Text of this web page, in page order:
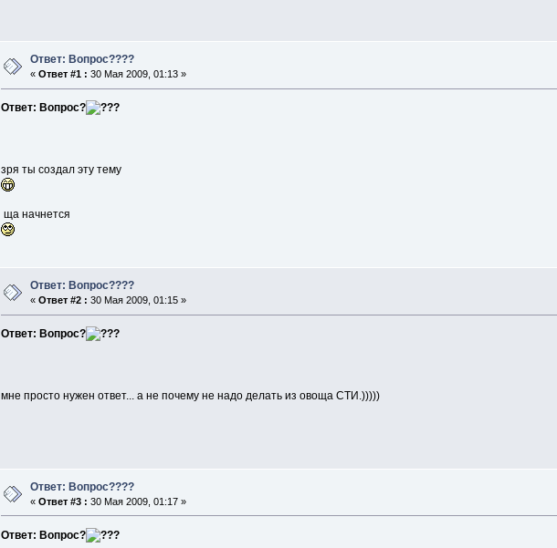
Ответ: Вопрос????
«Ответ #1 : 30 Мая 2009, 01:13 »
Ответ: Вопрос?
зря ты создал эту тему
ща начнется
Ответ: Вопрос????
«Ответ #2 : 30 Мая 2009, 01:15 »
Ответ: Вопрос?
мне просто нужен ответ... а не почему не надо делать из овоща СТИ.)))))
Ответ: Вопрос????
«Ответ #3 : 30 Мая 2009, 01:17 »
Ответ: Вопрос?